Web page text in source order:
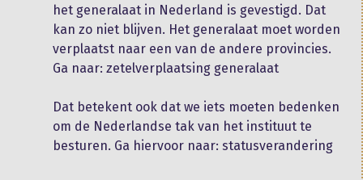
het generalaat in Nederland is gevestigd. Dat
kan zo niet blijven. Het generalaat moet worden
verplaatst naar een van de andere provincies.
Ga naar: zetelverplaatsing generalaat
Dat betekent ook dat we iets moeten bedenken
om de Nederlandse tak van het instituut te
besturen. Ga hiervoor naar: statusverandering